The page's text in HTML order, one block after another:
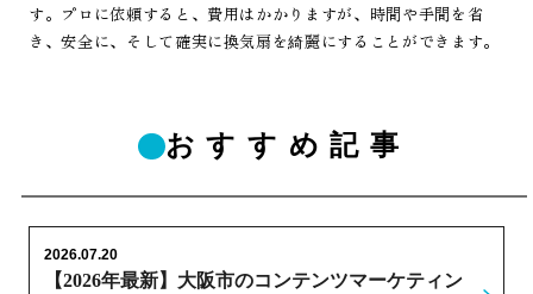
す。プロに依頼すると、費用はかかりますが、時間や手間を省
き、安全に、そして確実に換気扇を綺麗にすることができます。
おすすめ記事
【2026年最新】大阪市のコンテンツマーケティン
2026.07.20